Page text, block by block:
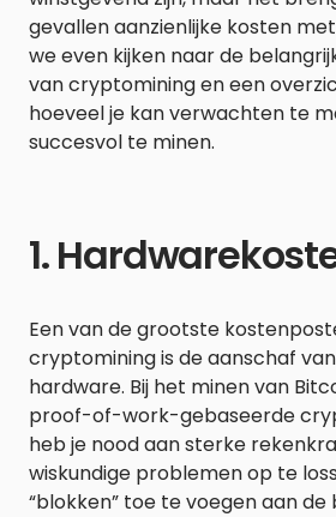
gevallen aanzienlijke kosten
we even kijken naar de
van cryptomining en een
hoeveel je kan verwachten te
succesvol te minen.
1.
Een van de grootste
cryptomining is de aanschaf
hardware. Bij het minen van
proof-of-work-gebaseerde
heb je nood aan sterke
wiskundige problemen op te
“blokken” toe te voegen aan de